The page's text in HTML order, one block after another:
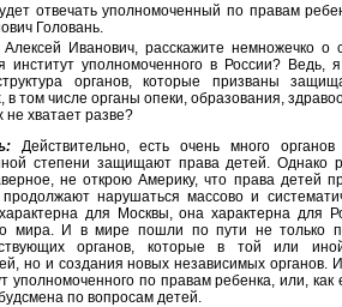
отвечать уполномоченный по правам
Головань.
Иванович, расскажите немножечко о
институт уполномоченного в России? Ведь,
органов, которые призваны
том числе органы опеки, образования,
хватает разве?
Действительно, есть очень много органов
степени защищают права детей. Однако
не открою Америку, что права детей
нарушаться массово и
для Москвы, она характерна для
мира. И в мире пошли по пути не только
органов, которые в той или
но и создания новых независимых органов.
уполномоченного по правам ребенка, или, как
по вопросам детей.